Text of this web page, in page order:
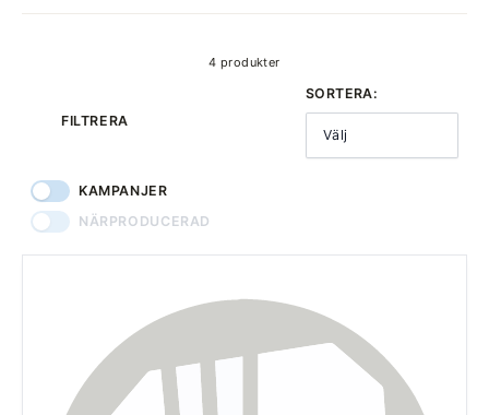
4 produkter
FILTRERA
SORTERA:
Välj
KAMPANJER
NÄRPRODUCERAD